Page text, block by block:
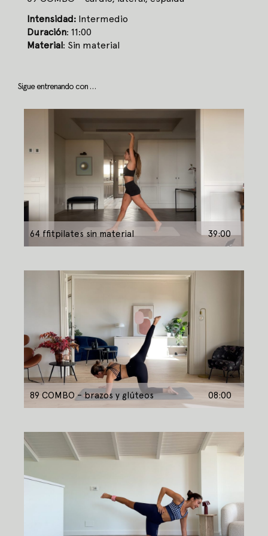
Intensidad: Intermedio
Duración: 11:00
Material: Sin material
Sigue entrenando con …
64 ffitpilates sin material 39:00
89 COMBO – brazos y glúteos 08:00